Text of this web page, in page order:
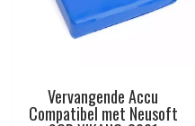
Vervangende Accu
Compatibel met Neusoft